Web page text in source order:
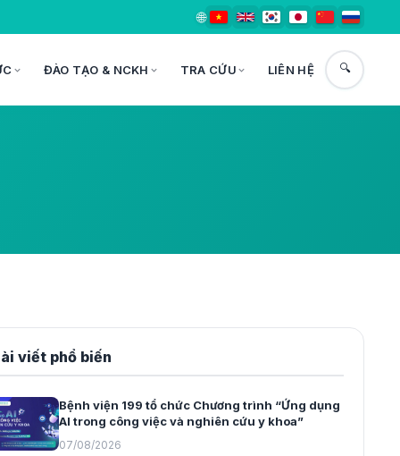
🌐
ĐÀO TẠO & NCKH TRA CỨU LIÊN HỆ 🔍
viết phổ biến
Bệnh viện 199 tổ chức Chương trình “Ứng dụng
AI trong công việc và nghiên cứu y khoa”
07/08/2026